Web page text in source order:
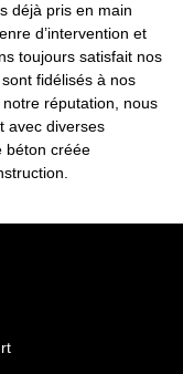
déjà pris en main
d’intervention et
toujours satisfait nos
fidélisés à nos
réputation, nous
avec diverses
béton créée